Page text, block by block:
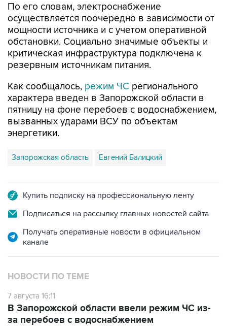
По его словам, электроснабжение
осуществляется поочередно в зависимости от
мощности источника и с учетом оперативной
обстановки. Социально значимые объекты и
критическая инфраструктура подключена к
резервным источникам питания.
Как сообщалось, режим ЧС регионального
характера введен в Запорожской области в
пятницу на фоне перебоев с водоснабжением,
вызванных ударами ВСУ по объектам
энергетики.
Запорожская область Евгений Балицкий
Купить подписку на профессиональную ленту
Подписаться на рассылку главных новостей сайта
Получать оперативные новости в официальном
канале
НОВОСТИ ПО ТЕМЕ
7 августа 16:11
В Запорожской области ввели режим ЧС из-
за перебоев с водоснабжением